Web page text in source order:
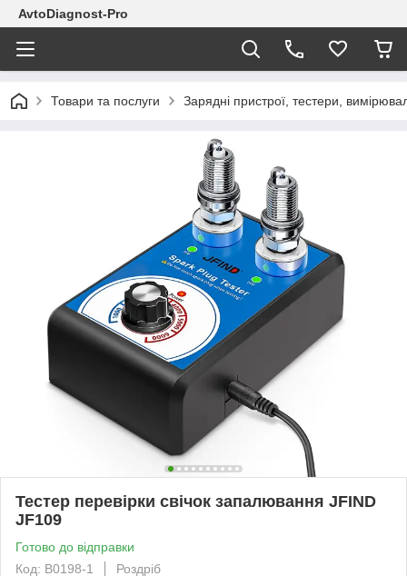
AvtoDiagnost-Pro
Товари та послуги Зарядні пристрої, тестери,
Тестер перевірки свічок запалювання JFIND
JF109
Готово до відправки
Код: B0198-1
Роздріб